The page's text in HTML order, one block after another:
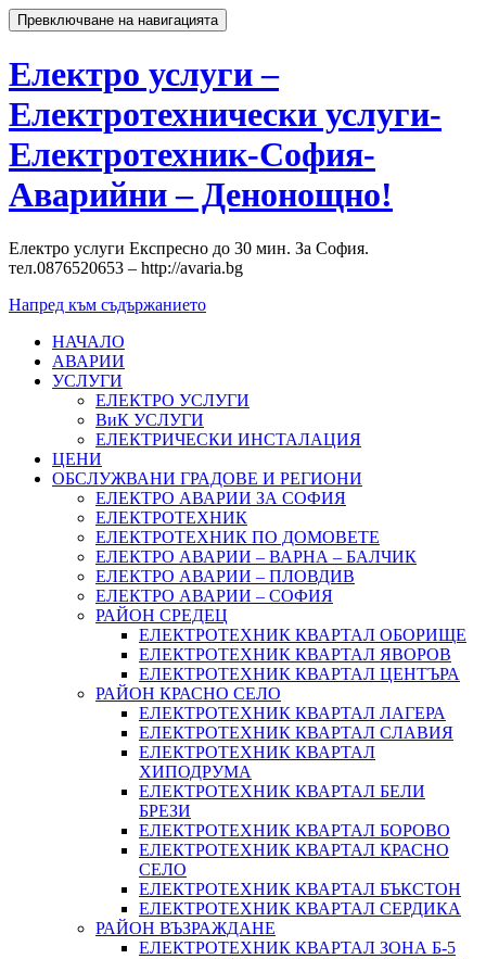
Превключване на навигацията
Електро услуги –
Електротехнически услуги-
Електротехник-София-
Аварийни – Денонощно!
Електро услуги Експресно до 30 мин. За София.
тел.0876520653 – http://avaria.bg
Напред към съдържанието
НАЧАЛО
АВАРИИ
УСЛУГИ
ЕЛЕКТРО УСЛУГИ
ВиК УСЛУГИ
ЕЛЕКТРИЧЕСКИ ИНСТАЛАЦИЯ
ЦЕНИ
ОБСЛУЖВАНИ ГРАДОВЕ И РЕГИОНИ
ЕЛЕКТРО АВАРИИ ЗА СОФИЯ
ЕЛЕКТРОТЕХНИК
ЕЛЕКТРОТЕХНИК ПО ДОМОВЕТЕ
ЕЛЕКТРО АВАРИИ – ВАРНА – БАЛЧИК
ЕЛЕКТРО АВАРИИ – ПЛОВДИВ
ЕЛЕКТРО АВАРИИ – СОФИЯ
РАЙОН СРЕДЕЦ
ЕЛЕКТРОТЕХНИК КВАРТАЛ ОБОРИЩЕ
ЕЛЕКТРОТЕХНИК КВАРТАЛ ЯВОРОВ
ЕЛЕКТРОТЕХНИК КВАРТАЛ ЦЕНТЪРА
РАЙОН КРАСНО СЕЛО
ЕЛЕКТРОТЕХНИК КВАРТАЛ ЛАГЕРА
ЕЛЕКТРОТЕХНИК КВАРТАЛ СЛАВИЯ
ЕЛЕКТРОТЕХНИК КВАРТАЛ
ХИПОДРУМА
ЕЛЕКТРОТЕХНИК КВАРТАЛ БЕЛИ
БРЕЗИ
ЕЛЕКТРОТЕХНИК КВАРТАЛ БОРОВО
ЕЛЕКТРОТЕХНИК КВАРТАЛ КРАСНО
СЕЛО
ЕЛЕКТРОТЕХНИК КВАРТАЛ БЪКСТОН
ЕЛЕКТРОТЕХНИК КВАРТАЛ СЕРДИКА
РАЙОН ВЪЗРАЖДАНЕ
ЕЛЕКТРОТЕХНИК КВАРТАЛ ЗОНА Б-5